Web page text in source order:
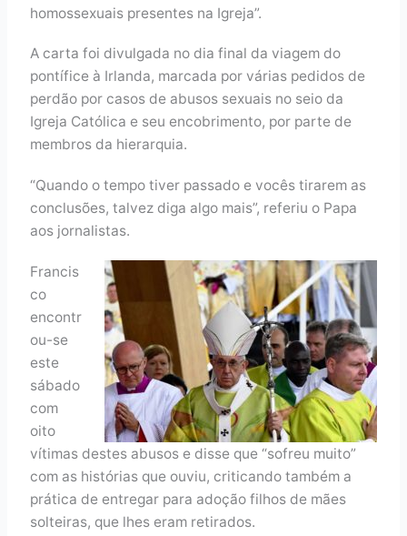
homossexuais presentes na Igreja”.
A carta foi divulgada no dia final da viagem do
pontífice à Irlanda, marcada por várias pedidos de
perdão por casos de abusos sexuais no seio da
Igreja Católica e seu encobrimento, por parte de
membros da hierarquia.
“Quando o tempo tiver passado e vocês tirarem as
conclusões, talvez diga algo mais”, referiu o Papa
aos jornalistas.
Francis
co
encontr
ou-se
este
sábado
com
oito
vítimas destes abusos e disse que “sofreu muito”
com as histórias que ouviu, criticando também a
prática de entregar para adoção filhos de mães
solteiras, que lhes eram retirados.